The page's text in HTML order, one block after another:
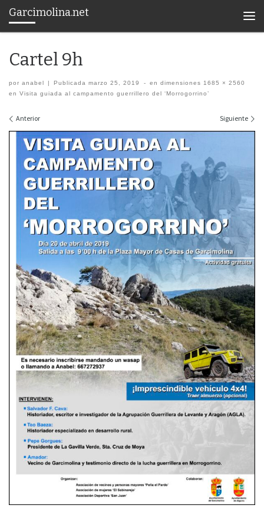
Saltar al contenido
Garcimolina.net
Cartel 9h
por anabel | Publicadamarzo 25, 2019 - en dimensiones 1685 × 2560
en Visita guiada al campamento guerrillero del ‘Morrogorrino’
Navegación de imágenes
Anterior Siguiente